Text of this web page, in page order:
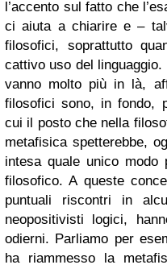
l’accento sul fatto che
ci aiuta a chiarire e –
filosofici, soprattutto
cattivo uso del
vanno molto più in là,
filosofici sono, in fondo,
cui il posto che nella
metafisica spetterebbe,
intesa quale unico
filosofico. A queste
puntuali riscontri in
neopositivisti logici,
odierni. Parliamo per
ha riammesso la